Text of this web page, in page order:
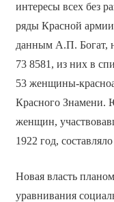
интересы всех без
ряды Красной
данным А.П. Богат,
73 8581, из них в
53 женщины-
Красного Знамени.
женщин,
1922 год,
Новая власть
уравнивания